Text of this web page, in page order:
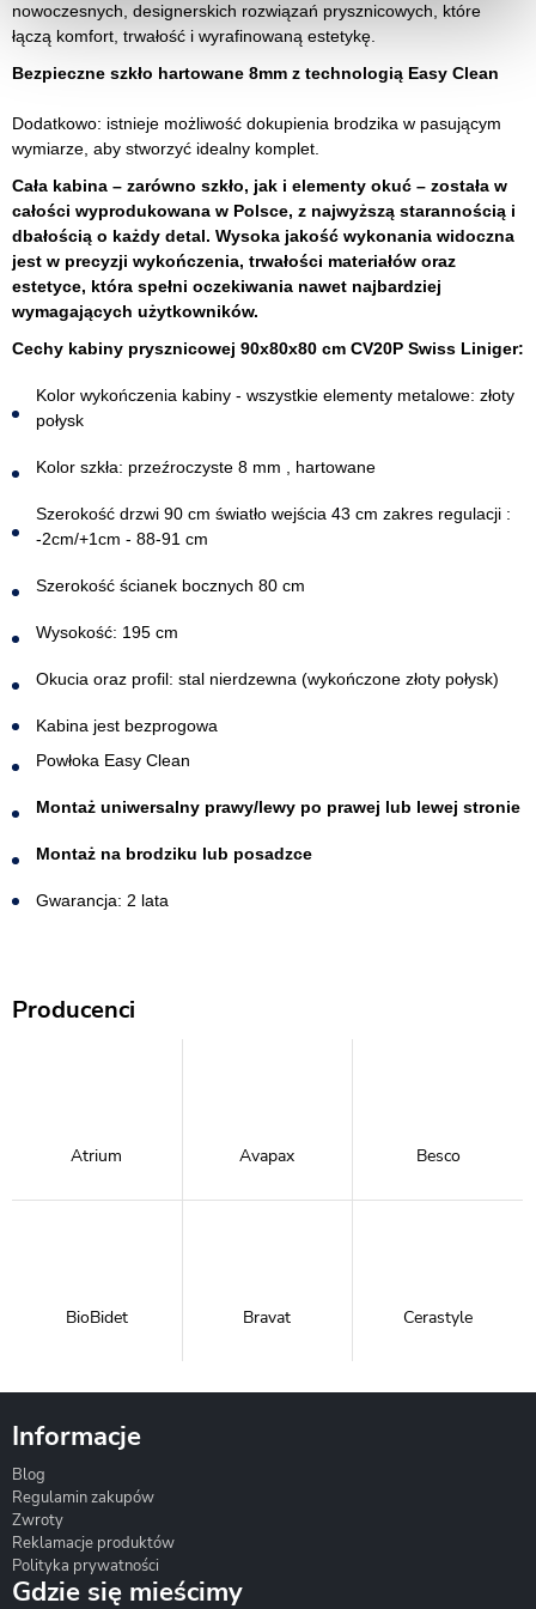
nowoczesnych, designerskich rozwiązań prysznicowych, które
łączą komfort, trwałość i wyrafinowaną estetykę.
Bezpieczne szkło hartowane 8mm z technologią Easy Clean
Dodatkowo: istnieje możliwość dokupienia brodzika w pasującym
wymiarze, aby stworzyć idealny komplet.
Cała kabina – zarówno szkło, jak i elementy okuć – została w
całości wyprodukowana w Polsce, z najwyższą starannością i
dbałością o każdy detal. Wysoka jakość wykonania widoczna
jest w precyzji wykończenia, trwałości materiałów oraz
estetyce, która spełni oczekiwania nawet najbardziej
wymagających użytkowników.
Cechy kabiny prysznicowej 90x80x80 cm CV20P Swiss Liniger:
Kolor wykończenia kabiny - wszystkie elementy metalowe: złoty
połysk
Kolor szkła: przeźroczyste 8 mm , hartowane
Szerokość drzwi 90 cm światło wejścia 43 cm zakres regulacji :
-2cm/+1cm - 88-91 cm
Szerokość ścianek bocznych 80 cm
Wysokość: 195 cm
Okucia oraz profil: stal nierdzewna (wykończone złoty połysk)
Kabina jest bezprogowa​
Powłoka Easy Clean
Montaż uniwersalny prawy/lewy po prawej lub lewej stronie
Montaż na brodziku lub posadzce
Gwarancja: 2 lata
Producenci
Atrium Avapax Besco
BioBidet Bravat Cerastyle
Informacje
Blog
Regulamin zakupów
Zwroty
Reklamacje produktów
Polityka prywatności
Gdzie się mieścimy